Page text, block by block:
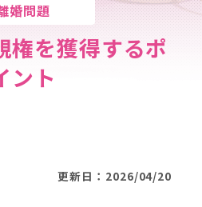
婚問題
権を獲得するポ
ント
更新日：2026/04/20